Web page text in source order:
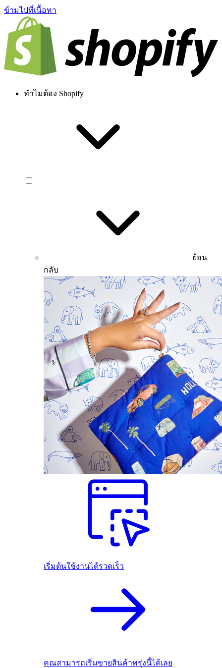
ข้ามไปที่เนื้อหา
ทำไมต้อง Shopify
ย้อน
กลับ
เริ่มต้นใช้งานได้รวดเร็ว
คุณสามารถเริ่มขายสินค้าพรุ่งนี้ได้เลย